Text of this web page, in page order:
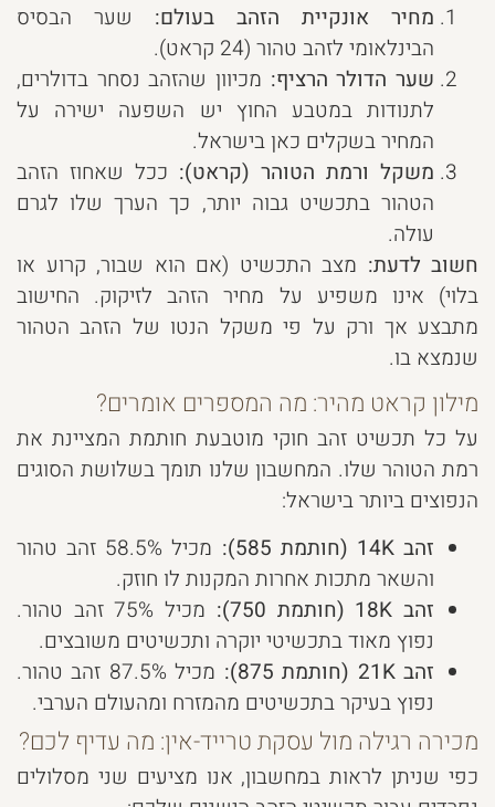
מחיר אונקיית הזהב בעולם: שער הבסיס
הבינלאומי לזהב טהור (24 קראט).
שער הדולר הרציף: מכיוון שהזהב נסחר בדולרים,
לתנודות במטבע החוץ יש השפעה ישירה על
המחיר בשקלים כאן בישראל.
משקל ורמת הטוהר (קראט): ככל שאחוז הזהב
הטהור בתכשיט גבוה יותר, כך הערך שלו לגרם
עולה.
חשוב לדעת: מצב התכשיט (אם הוא שבור, קרוע או
בלוי) אינו משפיע על מחיר הזהב לזיקוק. החישוב
מתבצע אך ורק על פי משקל הנטו של הזהב הטהור
שנמצא בו.
מילון קראט מהיר: מה המספרים אומרים?
על כל תכשיט זהב חוקי מוטבעת חותמת המציינת את
רמת הטוהר שלו. המחשבון שלנו תומך בשלושת הסוגים
הנפוצים ביותר בישראל:
זהב 14K (חותמת 585):
מכיל 58.5% זהב טהור
והשאר מתכות אחרות המקנות לו חוזק.
זהב 18K (חותמת 750):
מכיל 75% זהב טהור.
נפוץ מאוד בתכשיטי יוקרה ותכשיטים משובצים.
זהב 21K (חותמת 875):
מכיל 87.5% זהב טהור.
נפוץ בעיקר בתכשיטים מהמזרח ומהעולם הערבי.
מכירה רגילה מול עסקת טרייד-אין: מה עדיף לכם?
כפי שניתן לראות במחשבון, אנו מציעים שני מסלולים